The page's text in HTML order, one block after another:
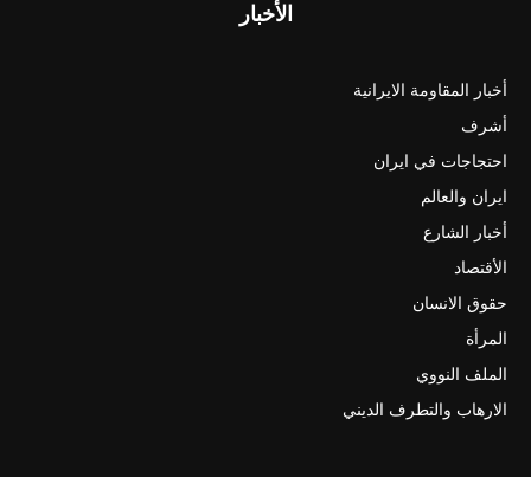
الأخبار
أخبار المقاومة الايرانية
أشرف
احتجاجات في ايران
ايران والعالم
أخبار الشارع
الأقتصاد
حقوق الانسان
المرأة
الملف النووي
الارهاب والتطرف الديني